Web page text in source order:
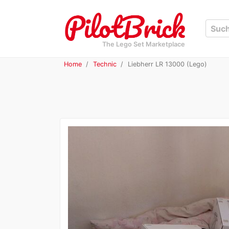
The Lego Set Marketplace
Home Technic Liebherr LR 13000 (Lego)